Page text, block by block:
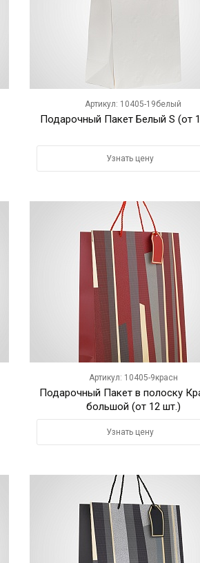
Артикул: 10405-19белый
Подарочный Пакет Белый S (от
Узнать цену
Артикул: 10405-9красн
Подарочный Пакет в полоску
большой (от 12 шт.)
Узнать цену